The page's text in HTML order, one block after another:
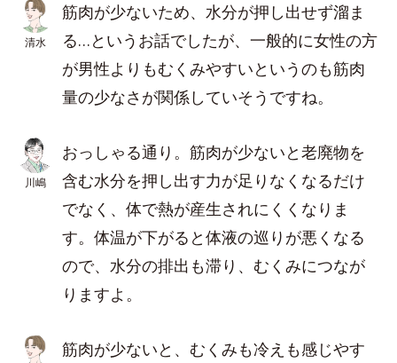
清水
筋肉が少ないため、水分が押し出せず溜ま
る…というお話でしたが、一般的に女性の方
が男性よりもむくみやすいというのも筋肉
量の少なさが関係していそうですね。
川嶋
おっしゃる通り。筋肉が少ないと老廃物を
含む水分を押し出す力が足りなくなるだけ
でなく、体で熱が産生されにくくなりま
す。体温が下がると体液の巡りが悪くなる
ので、水分の排出も滞り、むくみにつなが
りますよ。
筋肉が少ないと、むくみも冷えも感じやす